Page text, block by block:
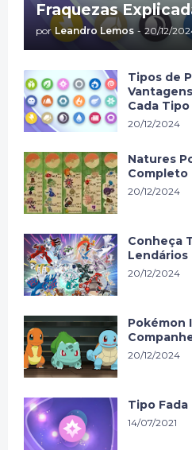
Fraquezas
por Leandro Lemos - 20/12/
Tipos de
Cada Tipo
20/12/2024
Natures
Completo
20/12/2024
Conheça
Lendários
20/12/2024
Pokémon
20/12/2024
Tipo Fada
14/07/2021